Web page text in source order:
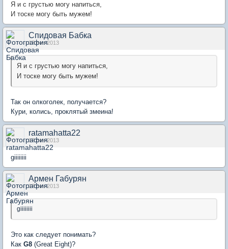
Я и с грустью могу напиться,
И тоске могу быть мужем!
Спидовая Бабка
17 сен 2013
Я и с грустью могу напиться,
И тоске могу быть мужем!
Так он олкоголек, получается?
Кури, колись, проклятый змеина!
ratamahatta22
17 сен 2013
giiiiiiii
Армен Габурян
17 сен 2013
giiiiiiii
Это как следует понимать?
Как G8 (Great Eight)?